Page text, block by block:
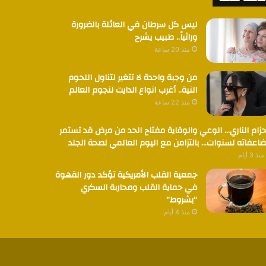
ليس كل سرطان في العائلة بالضرورة
وراثياً.. طبيب يشرح
منذ 20 ساعة
من وجبة واحدة لا تتغير لتناول اللحوم
النية.. أغرب انواع الدايت لنجوم العالم
منذ 22 ساعة
الناري… الوعي والوقاية مفتاح الحد من مرض قد تستمر
لسنوات… بالتزامن مع اليوم العالمي لصحة الجلد
منذ 3 أيام
جمعية القلب الأمريكية تؤكد دور القهوة
في حماية القلب ومحاربة السكري
“بشروط”
منذ 4 أيام